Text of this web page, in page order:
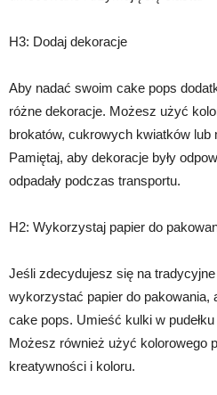
H3: Dodaj dekoracje
Aby nadać swoim cake pops
różne dekoracje. Możesz użyć
brokatów, cukrowych kwiatków lub
Pamiętaj, aby dekoracje były
odpadały podczas transportu.
H2: Wykorzystaj papier do
Jeśli zdecydujesz się na tradycyjne
wykorzystać papier do pakowania,
cake pops. Umieść kulki w
Możesz również użyć kolorowego
kreatywności i koloru.